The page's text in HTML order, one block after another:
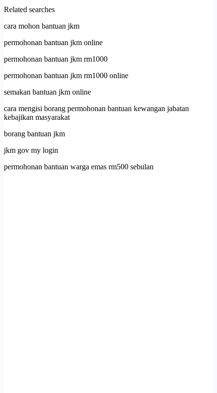
Related searches
cara mohon bantuan jkm
permohonan bantuan jkm online
permohonan bantuan jkm rm1000
permohonan bantuan jkm rm1000 online
semakan bantuan jkm online
cara mengisi borang permohonan bantuan kewangan jabatan
kebajikan masyarakat
borang bantuan jkm
jkm gov my login
permohonan bantuan warga emas rm500 sebulan